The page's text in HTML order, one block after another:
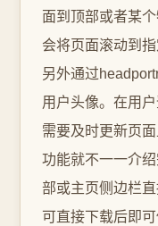
面到顶部或者某
会将页面滚动到
另外通过
用户头像。在用
需要及时更新页
功能就不一一介
部或主页侧边栏
可直接下载后即